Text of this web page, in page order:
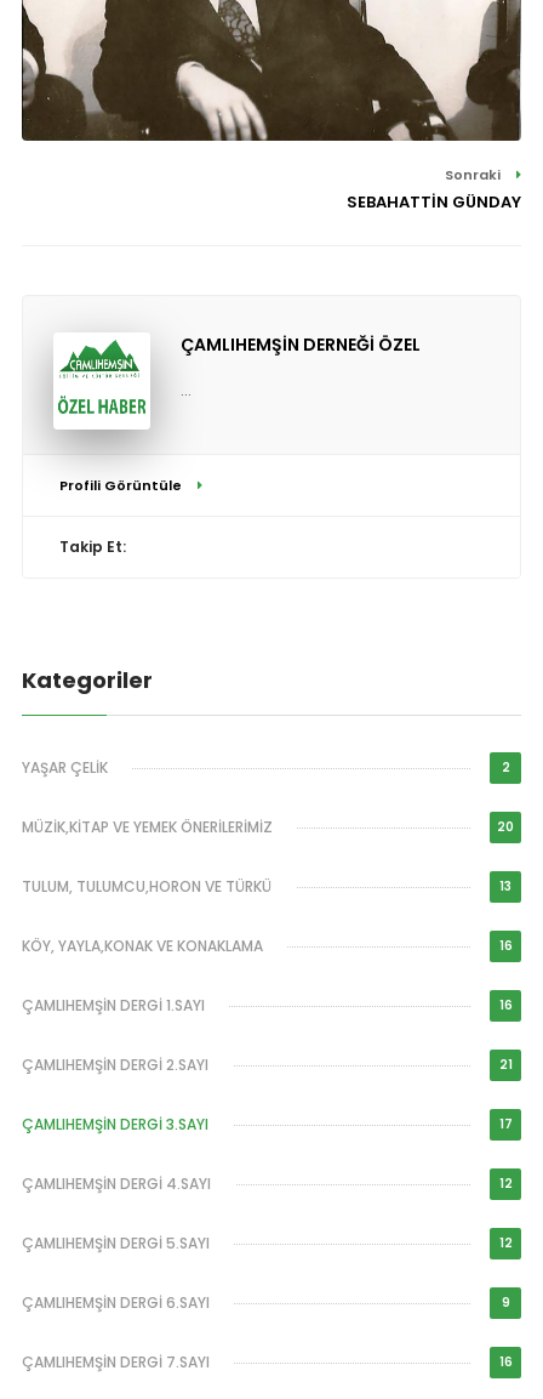
Sonraki
SEBAHATTİN GÜNDAY
ÇAMLIHEMŞİN DERNEĞİ ÖZEL
...
Profili Görüntüle
Takip Et:
Kategoriler
YAŞAR ÇELİK 2
MÜZİK,KİTAP VE YEMEK ÖNERİLERİMİZ 20
TULUM, TULUMCU,HORON VE TÜRKÜ 13
KÖY, YAYLA,KONAK VE KONAKLAMA 16
ÇAMLIHEMŞİN DERGİ 1.SAYI 16
ÇAMLIHEMŞİN DERGİ 2.SAYI 21
ÇAMLIHEMŞİN DERGİ 3.SAYI 17
ÇAMLIHEMŞİN DERGİ 4.SAYI 12
ÇAMLIHEMŞİN DERGİ 5.SAYI 12
ÇAMLIHEMŞİN DERGİ 6.SAYI 9
ÇAMLIHEMŞİN DERGİ 7.SAYI 16